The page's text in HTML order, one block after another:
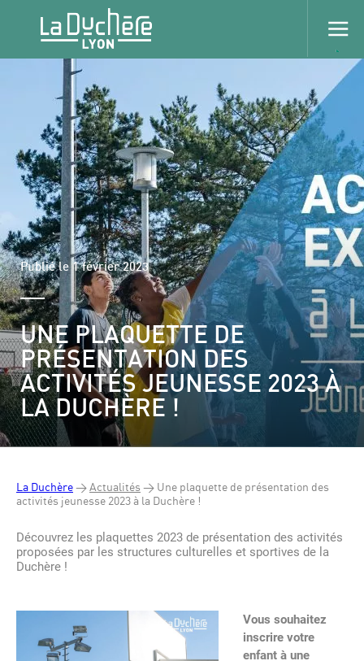
Publié le 1 février 2023
UNE PLAQUETTE DE
PRÉSENTATION DES
ACTIVITÉS JEUNESSE 2023 À
LA DUCHÈRE !
La Duchère>Actualités > Une plaquette de présentation des
activités jeunesse 2023 à la Duchère !
Découvrez les plaquettes 2023 de présentation des activités
proposées par les structures culturelles et sportives de la
Duchère !
Vous souhaitez
inscrire votre
enfant à une